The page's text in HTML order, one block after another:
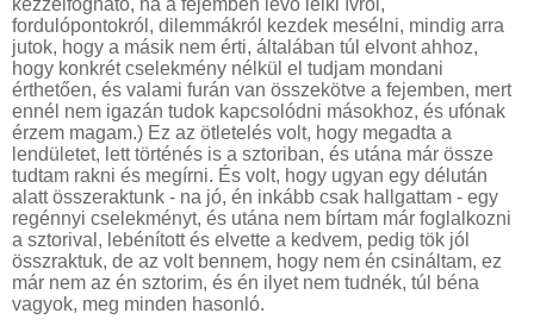
fordulópontokról, dilemmákról kezdek mesélni, mindig arra
jutok, hogy a másik nem érti, általában túl elvont ahhoz,
hogy konkrét cselekmény nélkül el tudjam mondani
érthetően, és valami furán van összekötve a fejemben, mert
ennél nem igazán tudok kapcsolódni másokhoz, és ufónak
érzem magam.) Ez az ötletelés volt, hogy megadta a
lendületet, lett történés is a sztoriban, és utána már össze
tudtam rakni és megírni. És volt, hogy ugyan egy délután
alatt összeraktunk - na jó, én inkább csak hallgattam - egy
regénnyi cselekményt, és utána nem bírtam már foglalkozni
a sztorival, lebénított és elvette a kedvem, pedig tök jól
összraktuk, de az volt bennem, hogy nem én csináltam, ez
már nem az én sztorim, és én ilyet nem tudnék, túl béna
vagyok, meg minden hasonló.